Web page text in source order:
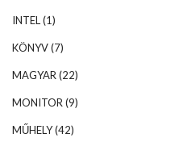
INTEL(1)
KÖNYV(7)
MAGYAR (22)
MONITOR (9)
MŰHELY(42)